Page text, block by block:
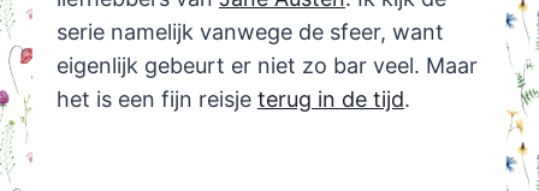
serie namelijk vanwege de sfeer, want
eigenlijk gebeurt er niet zo bar veel. Maar
het is een fijn reisje terug in de tijd.